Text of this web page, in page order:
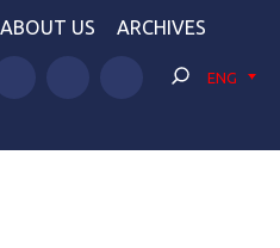
ABOUT US ARCHIVES
ENG